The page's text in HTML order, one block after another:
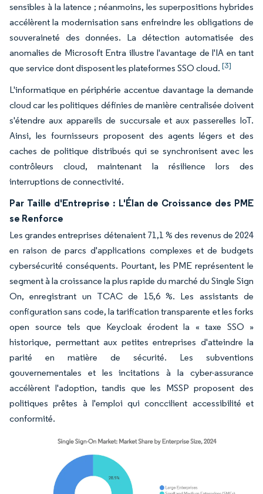
sensibles à la latence ; néanmoins, les superpositions hybrides
accélèrent la modernisation sans enfreindre les obligations de
souveraineté des données. La détection automatisée des
anomalies de Microsoft Entra illustre l'avantage de l'IA en tant
que service dont disposent les plateformes SSO cloud. [3]
L'informatique en périphérie accentue davantage la demande
cloud car les politiques définies de manière centralisée doivent
s'étendre aux appareils de succursale et aux passerelles IoT.
Ainsi, les fournisseurs proposent des agents légers et des
caches de politique distribués qui se synchronisent avec les
contrôleurs cloud, maintenant la résilience lors des
interruptions de connectivité.
Par Taille d'Entreprise : L'Élan de Croissance des PME
se Renforce
Les grandes entreprises détenaient 71,1 % des revenus de 2024
en raison de parcs d'applications complexes et de budgets
cybersécurité conséquents. Pourtant, les PME représentent le
segment à la croissance la plus rapide du marché du Single Sign
On, enregistrant un TCAC de 15,6 %. Les assistants de
configuration sans code, la tarification transparente et les forks
open source tels que Keycloak érodent la « taxe SSO »
historique, permettant aux petites entreprises d'atteindre la
parité en matière de sécurité. Les subventions
gouvernementales et les incitations à la cyber-assurance
accélèrent l'adoption, tandis que les MSSP proposent des
politiques prêtes à l'emploi qui conccilient accessibilité et
conformité.